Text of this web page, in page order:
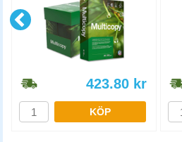
423.80 kr
KÖP